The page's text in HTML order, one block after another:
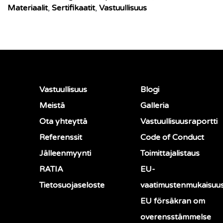
Materiaalit, Sertifikaatit, Vastuullisuus
Vastuullisuus
Meistä
Ota yhteyttä
Referenssit
Jälleenmyynti
RATIA
Tietosuojaseloste
Blogi
Galleria
Vastuullisuusraportti
Code of Conduct
Toimittajalistaus
EU-
EU försäkran om
overensstämmelse